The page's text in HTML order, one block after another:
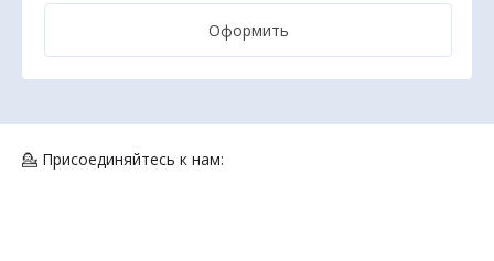
Оформить
💁 Присоединяйтесь к нам: